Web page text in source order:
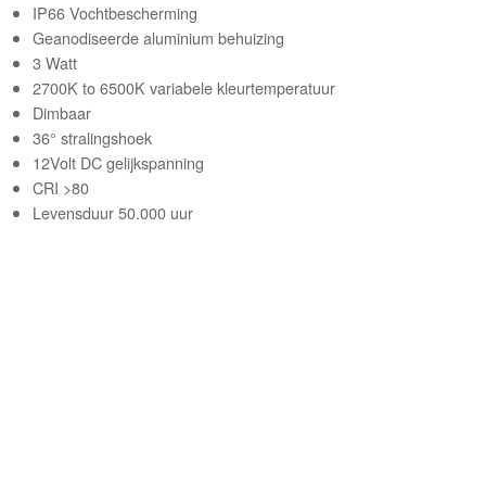
IP66 Vochtbescherming
Geanodiseerde aluminium behuizing
3 Watt
2700K to 6500K variabele kleurtemperatuur
Dimbaar
36° stralingshoek
12Volt DC gelijkspanning
CRI >80
Levensduur 50.000 uur